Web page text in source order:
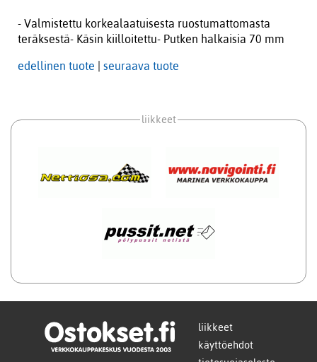
- Valmistettu korkealaatuisesta ruostumattomasta
teräksestä- Käsin kiilloitettu- Putken halkaisia 70 mm
edellinen tuote seuraava tuote
liikkeet
liikkeet
käyttöehdot